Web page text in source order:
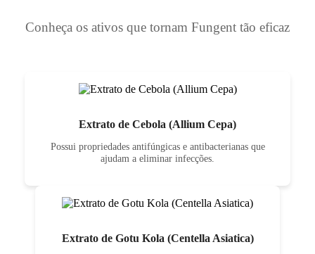
Conheça os ativos que tornam Fungent tão eficaz
Extrato de Cebola (Allium Cepa)
Possui propriedades antifúngicas e antibacterianas que
ajudam a eliminar infecções.
Extrato de Gotu Kola (Centella Asiatica)